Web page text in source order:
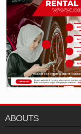
ABOUTS